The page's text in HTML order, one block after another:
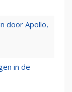
door Apollo,
in de